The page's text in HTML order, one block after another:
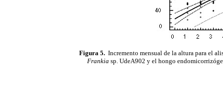
Figura 5. Incremento mensual de la altura para el
Frankia sp. UdeA902 y el hongo